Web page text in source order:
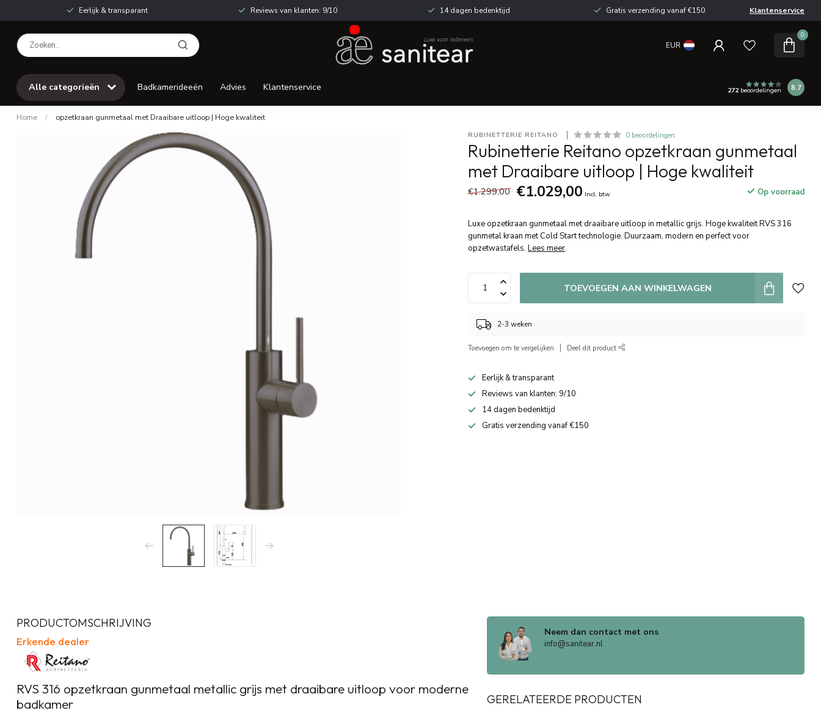
Eerlijk & transparant Reviews van klanten: 9/10 14 dagen bedenktijd Gratis verzending vanaf €150 Klantenservice
EUR
0
Alle categorieën Badkamerideeën Advies Klantenservice 272beoordelingen 8.7
Home / opzetkraan gunmetaal met Draaibare uitloop | Hoge kwaliteit
RUBINETTERIE REITANO 0 beoordelingen
Rubinetterie Reitano opzetkraan gunmetaal
met Draaibare uitloop | Hoge kwaliteit
€1.299,00 €1.029,00 Incl. btw Op voorraad
Luxe opzetkraan gunmetaal met draaibare uitloop in metallic grijs. Hoge kwaliteit RVS 316
gunmetal kraan met Cold Start technologie. Duurzaam, modern en perfect voor
opzetwastafels.Lees meer.
TOEVOEGEN AAN WINKELWAGEN
2-3 weken
Toevoegen om te vergelijken Deel dit product
Eerlijk & transparant
Reviews van klanten: 9/10
14 dagen bedenktijd
Gratis verzending vanaf €150
PRODUCTOMSCHRIJVING
Erkende dealer
RVS 316 opzetkraan gunmetaal metallic grijs met draaibare uitloop voor moderne
badkamer
Neem dan contact met ons
info@sanitear.nl
GERELATEERDE PRODUCTEN